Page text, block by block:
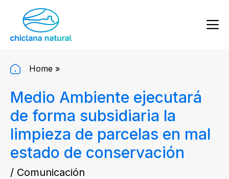
Home »
Medio Ambiente ejecutará
de forma subsidiaria la
limpieza de parcelas en mal
estado de conservación
/ Comunicación